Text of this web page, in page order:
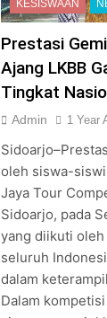
KESISWAAN
Prestasi
Ajang LKBB
Tingkat
Admin 1 Year
oleh siswa-siswi
Jaya Tour
Sidoarjo, pada
yang diikuti
seluruh
dalam
Dalam